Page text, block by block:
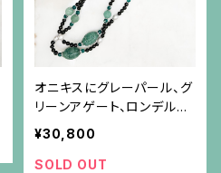
オニキスにグレーパール、グ
リーンアゲート、ロンデルに
彫り入りのアベンチュリンの
ロングネックレス
¥30,800
SOLD OUT